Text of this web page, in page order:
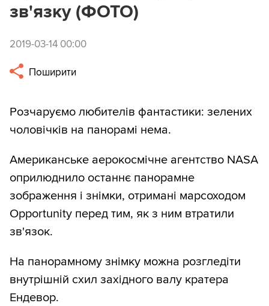
зв'язку (ФОТО)
2019-03-14 00:00
Поширити
Розчаруємо любителів фантастики: зелених
чоловічків на панорамі нема.
Американське аерокосмічне агентство NASA
оприлюднило останнє панорамне
зображення і знімки, отримані марсоходом
Opportunity перед тим, як з ним втратили
зв'язок.
На панорамному знімку можна розгледіти
внутрішній схил західного валу кратера
Ендевор.